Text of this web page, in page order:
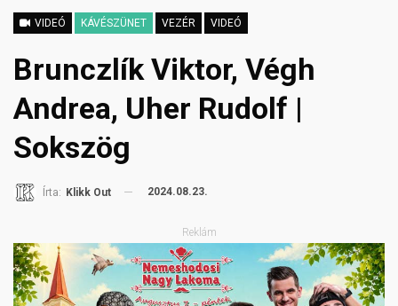
VIDEÓ KÁVÉSZÜNET VEZÉR VIDEÓ
Brunczlík Viktor, Végh
Andrea, Uher Rudolf |
Sokszög
Írta: Klikk Out 2024.08.23.
Reklám